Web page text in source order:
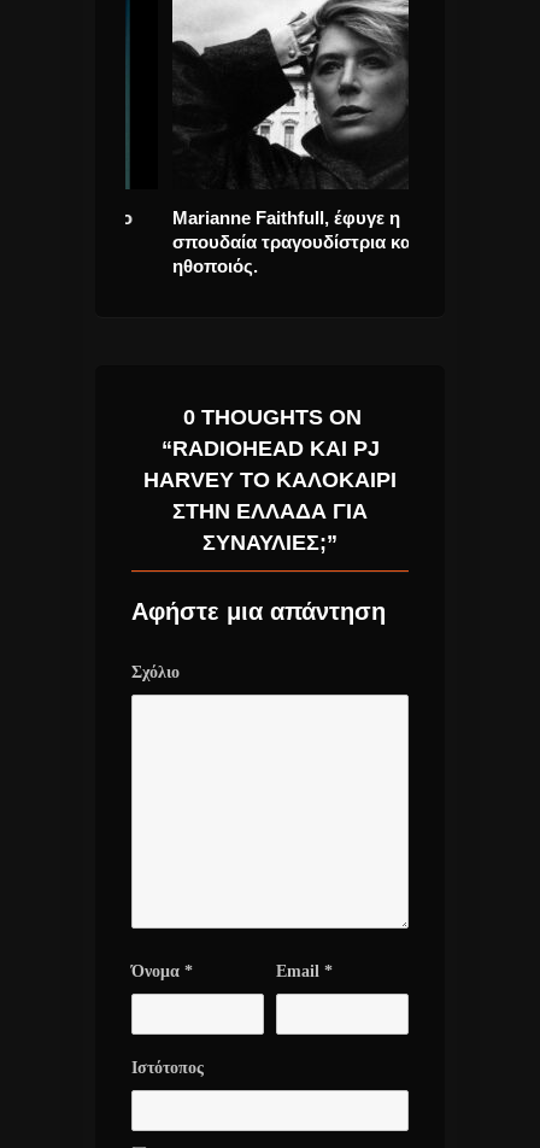
Marianne Faithfull, έφυγε η
σπουδαία τραγουδίστρια και
ηθοποιός.
0 THOUGHTS ON
“RADIOHEAD ΚΑΙ PJ
HARVEY ΤΟ ΚΑΛΟΚΑΊΡΙ
ΣΤΗΝ ΕΛΛΆΔΑ ΓΙΑ
ΣΥΝΑΥΛΊΕΣ;”
Αφήστε μια απάντηση
Σχόλιο
Όνομα * Email *
Ιστότοπος